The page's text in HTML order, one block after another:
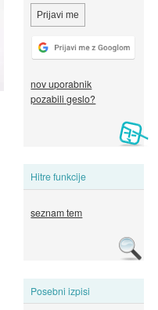
nov uporabnik
pozabili geslo?
Hitre funkcije
seznam tem
Posebni izpisi